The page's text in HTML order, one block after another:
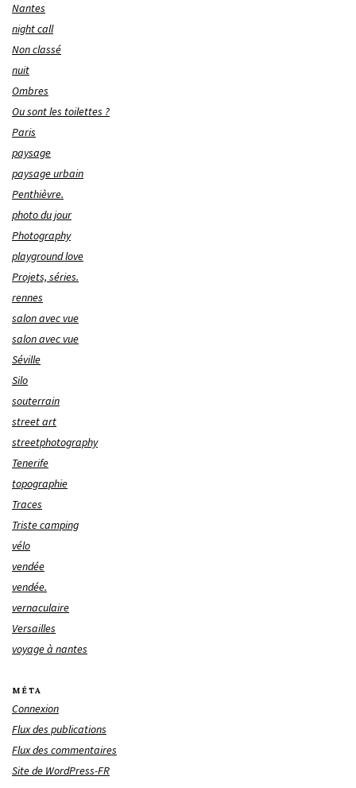
Nantes
night call
Non classé
nuit
Ombres
Ou sont les toilettes ?
Paris
paysage
paysage urbain
Penthièvre.
photo du jour
Photography
playground love
Projets, séries.
rennes
salon avec vue
salon avec vue
Séville
Silo
souterrain
street art
streetphotography
Tenerife
topographie
Traces
Triste camping
vélo
vendée
vendée.
vernaculaire
Versailles
voyage à nantes
MÉTA
Connexion
Flux des publications
Flux des commentaires
Site de WordPress-FR